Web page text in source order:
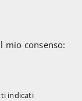
mio consenso:
indicati